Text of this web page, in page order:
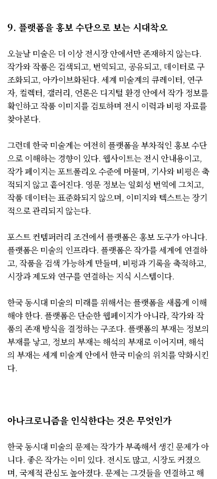
9. 플랫폼을 홍보 수단으로 보는 시대착오
오늘날 미술은 더 이상 전시장 안에서만 존재하지 않는다.
작가와 작품은 검색되고, 번역되고, 공유되고, 데이터로 구
조화되고, 아카이브화된다. 세계 미술계의 큐레이터, 연구
자, 컬렉터, 갤러리, 언론은 디지털 환경 안에서 작가 정보를
확인하고 작품 이미지를 검토하며 전시 이력과 비평 자료를
찾아본다.
그런데 한국 미술계는 여전히 플랫폼을 부차적인 홍보 수단
으로 이해하는 경향이 있다. 웹사이트는 전시 안내용이고,
작가 페이지는 포트폴리오 수준에 머물며, 기사와 비평은 축
적되지 않고 흩어진다. 영문 정보는 일회성 번역에 그치고,
작품 데이터는 표준화되지 않으며, 이미지와 텍스트는 장기
적으로 관리되지 않는다.
포스트 컨템퍼러리 조건에서 플랫폼은 홍보 도구가 아니다.
플랫폼은 미술의 인프라다. 플랫폼은 작가를 세계에 연결하
고, 작품을 검색 가능하게 만들며, 비평과 기록을 축적하고,
시장과 제도와 연구를 연결하는 지식 시스템이다.
한국 동시대 미술의 미래를 위해서는 플랫폼을 새롭게 이해
해야 한다. 플랫폼은 단순한 웹페이지가 아니라, 작가와 작
품의 존재 방식을 결정하는 구조다. 플랫폼의 부재는 정보의
부재를 낳고, 정보의 부재는 해석의 부재로 이어지며, 해석
의 부재는 세계 미술계 안에서 한국 미술의 위치를 약화시킨
다.
아나크로니즘을 인식한다는 것은 무엇인가
한국 동시대 미술의 문제는 작가가 부족해서 생긴 문제가 아
니다. 좋은 작가는 이미 있다. 전시도 많고, 시장도 커졌으
며, 국제적 관심도 높아졌다. 문제는 그것들을 연결하고 해